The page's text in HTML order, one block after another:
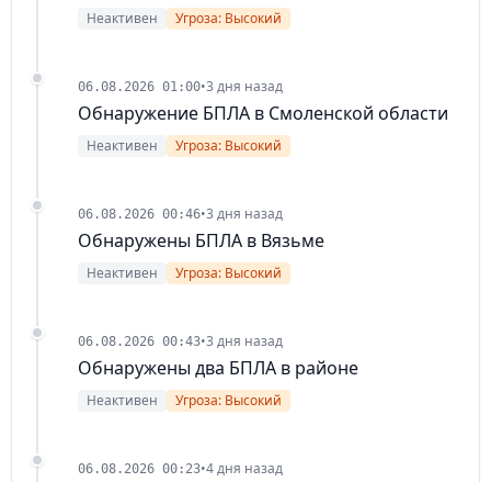
Неактивен Угроза: Высокий
06.08.2026 01:00•3 дня назад
Обнаружение БПЛА в Смоленской области
Неактивен Угроза: Высокий
06.08.2026 00:46•3 дня назад
Обнаружены БПЛА в Вязьме
Неактивен Угроза: Высокий
06.08.2026 00:43•3 дня назад
Обнаружены два БПЛА в районе
Неактивен Угроза: Высокий
06.08.2026 00:23•4 дня назад